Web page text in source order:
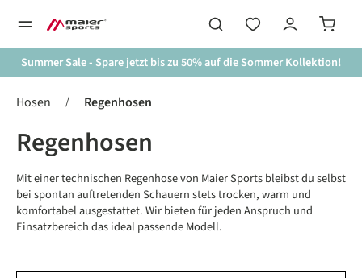
springen
Summer Sale - Spare jetzt bis zu 50% auf die Sommer Kollektion!
Hosen / Regenhosen
Regenhosen
Mit einer technischen Regenhose von Maier Sports bleibst du selbst
bei spontan auftretenden Schauern stets trocken, warm und
komfortabel ausgestattet. Wir bieten für jeden Anspruch und
Einsatzbereich das ideal passende Modell.